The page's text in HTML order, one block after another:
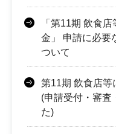
「第11期 飲食
金」 申請に必要
ついて
第11期 飲食店等
(申請受付・審査
た)